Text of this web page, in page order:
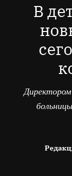
В
Директором